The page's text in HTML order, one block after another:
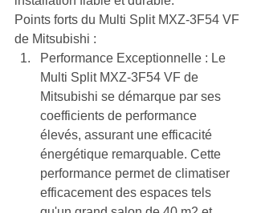
Points forts du Multi Split MXZ-3F54 VF
de Mitsubishi :
Performance Exceptionnelle : Le
Multi Split MXZ-3F54 VF de
Mitsubishi se démarque par ses
coefficients de performance
élevés, assurant une efficacité
énergétique remarquable. Cette
performance permet de climatiser
efficacement des espaces tels